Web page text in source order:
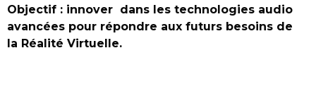
Objectif : innover dans les technologies audio
avancées pour répondre aux futurs besoins de
la Réalité Virtuelle.